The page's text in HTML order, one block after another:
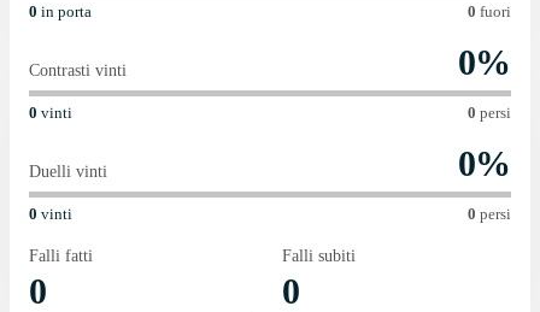
0 in porta 0 fuori
Contrasti vinti 0%
0 vinti 0 persi
Duelli vinti 0%
0 vinti 0 persi
Falli fatti
0
Falli subiti
0